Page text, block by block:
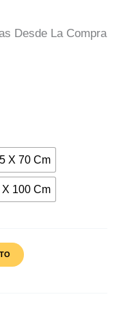
Desde La Compra
X 70 Cm
X 100 Cm